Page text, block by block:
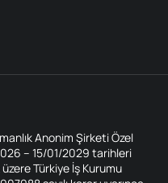
Anonim Şirketi Özel
– 15/01/2029 tarihleri
Türkiye İş Kurumu